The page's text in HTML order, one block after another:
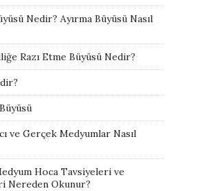
Nedir? Ayırma Büyüsü Nasıl
Razı Etme Büyüsü Nedir?
ve Gerçek Medyumlar Nasıl
Hoca Tavsiyeleri ve
Nereden Okunur?